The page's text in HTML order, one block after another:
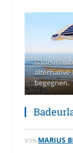
alternative
begegnen.
VON MARIUS